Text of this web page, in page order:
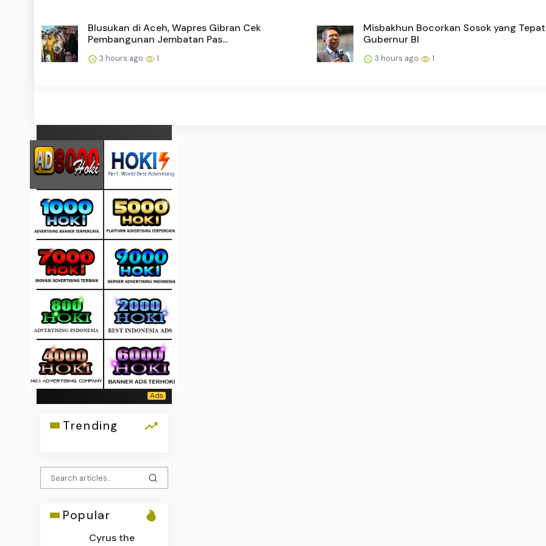
Blusukan di Aceh, Wapres Gibran Cek
Pembangunan Jembatan Pas...
3 hours ago 1
Misbakhun Bocorkan Sosok yang
Gubernur BI
3 hours ago 1
Trending
Popular
Cyrus the